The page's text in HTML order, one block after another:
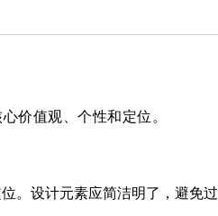
价值观、个性和定位。
。设计元素应简洁明了，避免过